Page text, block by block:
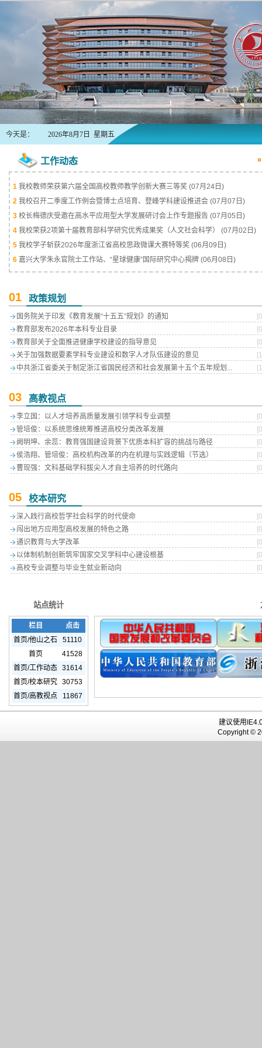
今天是： 2026年8月7日 星期五
工作动态
1 我校教师荣获第六届全国高校教师教学创新大赛三等奖 (07月24日)
2 我校召开二季度工作例会暨博士点培育、登峰学科建设推进会 (07月07日)
3 校长梅德庆受邀在高水平应用型大学发展研讨会上作专题报告 (07月05日)
4 我校荣获2项第十届教育部科学研究优秀成果奖（人文社会科学） (07月02日)
5 我校学子斩获2026年度浙江省高校思政微课大赛特等奖 (06月09日)
6 嘉兴大学朱永官院士工作站、“星球健康”国际研究中心揭牌 (06月08日)
01 政策规划
国务院关于印发《教育发展“十五五”规划》的通知
教育部发布2026年本科专业目录
教育部关于全面推进健康学校建设的指导意见
关于加强数据要素学科专业建设和数字人才队伍建设的意见
中共浙江省委关于制定浙江省国民经济和社会发展第十五个五年规划...
03 高教视点
李立国：以人才培养高质量发展引领学科专业调整
管培俊：以系统思维统筹推进高校分类改革发展
阙明坤、余蕊：教育强国建设背景下优质本科扩容的挑战与路径
侯浩翔、管培俊：高校机构改革的内在机理与实践逻辑（节选）
曹现强：文科基础学科拔尖人才自主培养的时代路向
05 校本研究
深入践行高校哲学社会科学的时代使命
闯出地方应用型高校发展的特色之路
通识教育与大学改革
以体制机制创新筑牢国家交叉学科中心建设根基
高校专业调整与毕业生就业新动向
站点统计
栏目
点击
首页/他山之石
51110
首页
41528
首页/工作动态
31614
首页/校本研究
30753
首页/高教视点
11867
建议使用
Copyright ©